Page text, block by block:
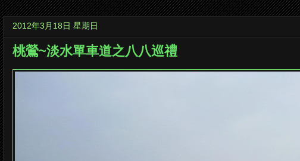
2012年3月18日 星期日
桃鶯~淡水單車道之八八巡禮